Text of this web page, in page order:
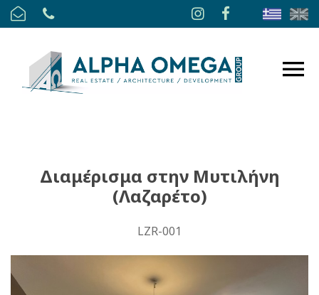
Διαμέρισμα στην Μυτιλήνη
(Λαζαρέτο)
LZR-001